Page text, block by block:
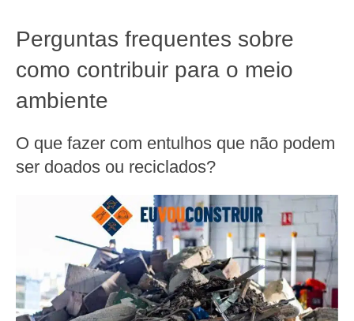
Perguntas frequentes sobre
como contribuir para o meio
ambiente
O que fazer com entulhos que não podem
ser doados ou reciclados?